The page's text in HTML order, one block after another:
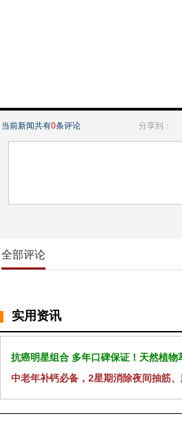
当前新闻共有0条评论 分享到：
全部评论
实用资讯
抗癌明星组合 多年口碑保证！天然植物
中老年补钙必备，2星期消除夜间抽筋